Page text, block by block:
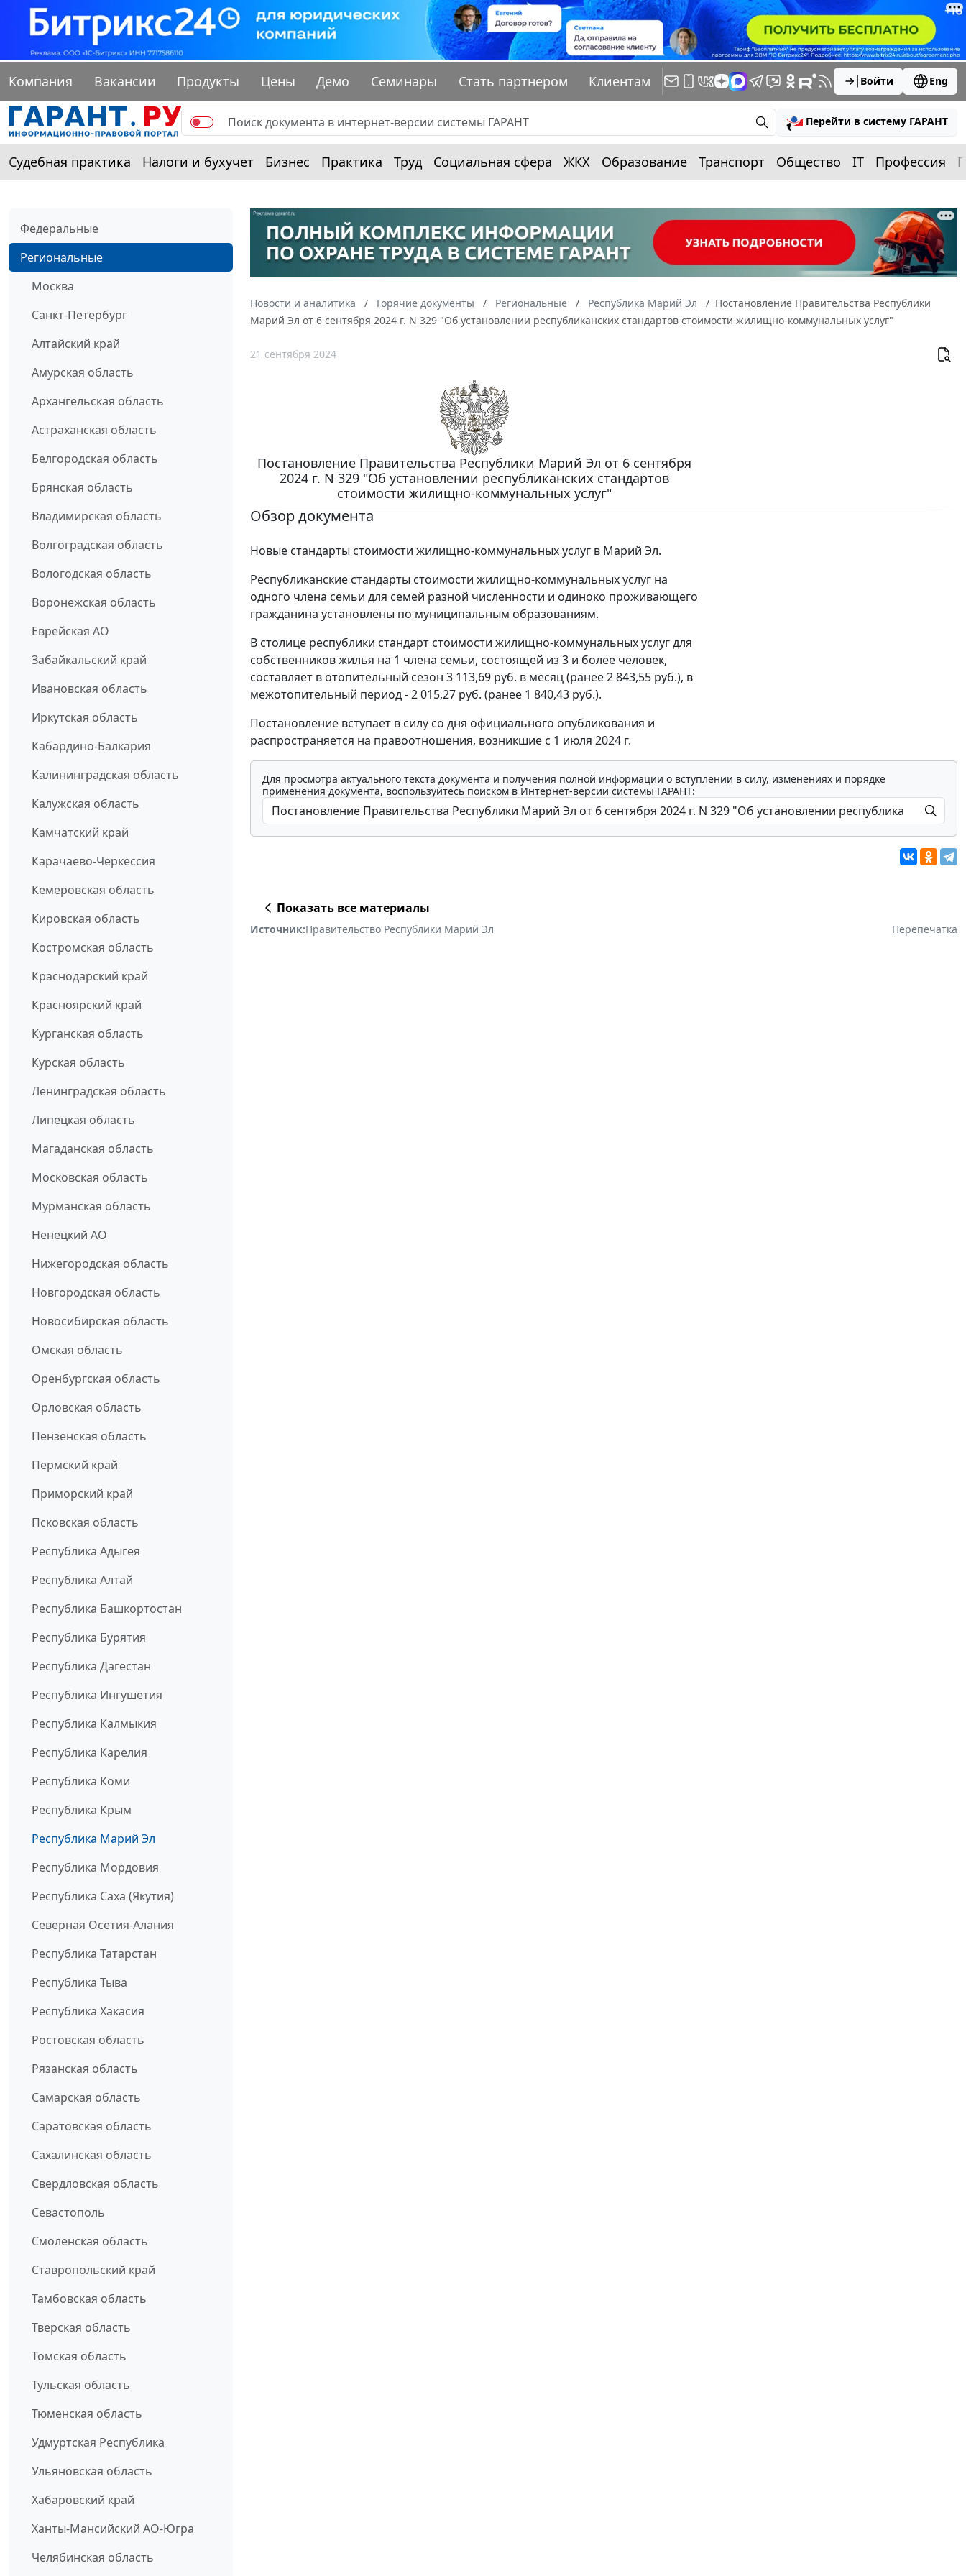
Компания Вакансии Продукты Цены Демо Семинары Стать партнером Клиентам Войти Eng
Перейти в систему ГАРАНТ
Судебная практика Налоги и бухучет Бизнес Практика Труд Социальная сфера ЖКХ Образование Транспорт Общество IT Профессия
Федеральные
Региональные
Москва
Санкт-Петербург
Алтайский край
Амурская область
Архангельская область
Астраханская область
Белгородская область
Брянская область
Владимирская область
Волгоградская область
Вологодская область
Воронежская область
Еврейская АО
Забайкальский край
Ивановская область
Иркутская область
Кабардино-Балкария
Калининградская область
Калужская область
Камчатский край
Карачаево-Черкессия
Кемеровская область
Кировская область
Костромская область
Краснодарский край
Красноярский край
Курганская область
Курская область
Ленинградская область
Липецкая область
Магаданская область
Московская область
Мурманская область
Ненецкий АО
Нижегородская область
Новгородская область
Новосибирская область
Омская область
Оренбургская область
Орловская область
Пензенская область
Пермский край
Приморский край
Псковская область
Республика Адыгея
Республика Алтай
Республика Башкортостан
Республика Бурятия
Республика Дагестан
Республика Ингушетия
Республика Калмыкия
Республика Карелия
Республика Коми
Республика Крым
Республика Марий Эл
Республика Мордовия
Республика Саха (Якутия)
Северная Осетия-Алания
Республика Татарстан
Республика Тыва
Республика Хакасия
Ростовская область
Рязанская область
Самарская область
Саратовская область
Сахалинская область
Свердловская область
Севастополь
Смоленская область
Ставропольский край
Тамбовская область
Тверская область
Томская область
Тульская область
Тюменская область
Удмуртская Республика
Ульяновская область
Хабаровский край
Ханты-Мансийский АО-Югра
Челябинская область
Новости и аналитика Горячие документы Региональные Республика Марий Эл
Постановление Правительства Республики
Марий Эл от 6 сентября 2024 г. N 329 "Об установлении республиканских стандартов стоимости жилищно-коммунальных услуг"
21 сентября 2024
Постановление Правительства Республики Марий Эл от 6 сентября
2024 г. N 329 "Об установлении республиканских стандартов
стоимости жилищно-коммунальных услуг"
Обзор документа
Новые стандарты стоимости жилищно-коммунальных услуг в Марий Эл.
Республиканские стандарты стоимости жилищно-коммунальных услуг на
одного члена семьи для семей разной численности и одиноко проживающего
гражданина установлены по муниципальным образованиям.
В столице республики стандарт стоимости жилищно-коммунальных услуг для
собственников жилья на 1 члена семьи, состоящей из 3 и более человек,
составляет в отопительный сезон 3 113,69 руб. в месяц (ранее 2 843,55 руб.), в
межотопительный период - 2 015,27 руб. (ранее 1 840,43 руб.).
Постановление вступает в силу со дня официального опубликования и
распространяется на правоотношения, возникшие с 1 июля 2024 г.
Для просмотра актуального текста документа и получения полной информации о вступлении в силу, изменениях и порядке
применения документа, воспользуйтесь поиском в Интернет-версии системы ГАРАНТ:
Показать все материалы
Источник:Правительство Республики Марий Эл Перепечатка